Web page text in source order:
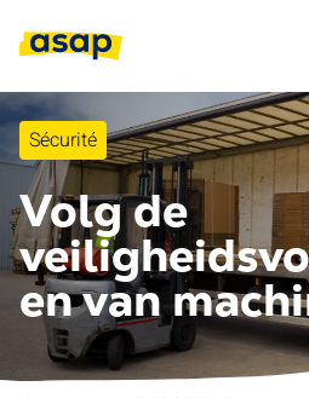
Sécurité
Volg de
en van